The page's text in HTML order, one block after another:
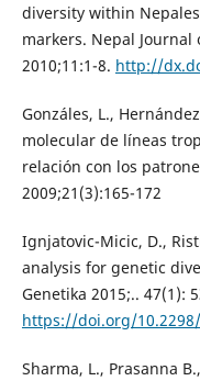
diversity within
markers. Nepal Journal
2010;11:1-8. http://
Gonzáles, L.,
molecular de líneas
relación con los
2009;21(3):165-172
Ignjatovic-Micic, D.,
analysis for genetic
Genetika 2015;.. 47(1):
https://doi.org/10.2298/
Sharma, L., Prasanna